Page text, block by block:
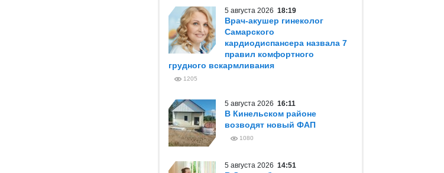
5 августа 2026 18:19
Врач-акушер гинеколог
Самарского
кардиодиспансера назвала 7
правил комфортного
грудного вскармливания
1205
5 августа 2026 16:11
В Кинельском районе
возводят новый ФАП
1080
5 августа 2026 14:51